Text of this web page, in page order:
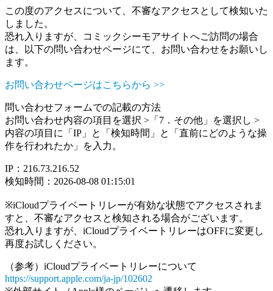
この度のアクセスについて、不審なアクセスとして検知いた
しました。
恐れ入りますが、コミックシーモアサイトへご訪問の場合
は、以下の問い合わせページにて、お問い合わせをお願いし
ます。
お問い合わせページはこちらから >>
問い合わせフォームでの記載の方法
お問い合わせ内容の項目を選択 >「7．その他」を選択し >
内容の項目に「IP」と「検知時間」と「直前にどのような操
作を行われたか」を入力。
IP：216.73.216.52
検知時間：2026-08-08 01:15:01
※iCloudプライベートリレーが有効な状態でアクセスされま
すと、不審なアクセスと検知される場合がございます。
恐れ入りますが、iCloudプライベートリレーはOFFに変更し
再度お試しください。
（参考）iCloudプライベートリレーについて
https://support.apple.com/ja-jp/102602